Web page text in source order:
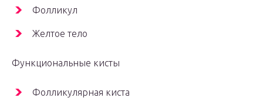
Фолликул
Желтое тело
Функциональные кисты
Фолликулярная киста